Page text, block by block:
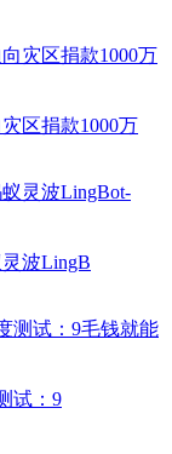
区捐款1000万
波LingB
试：9